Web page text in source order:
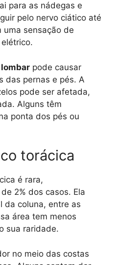
para as nádegas e
pelo nervo ciático até
uma sensação de
pode causar
das pernas e pés. A
pode ser afetada,
Alguns têm
ponta dos pés ou
torácica
é rara,
2% dos casos. Ela
da coluna, entre as
área tem menos
sua raridade.
no meio das costas